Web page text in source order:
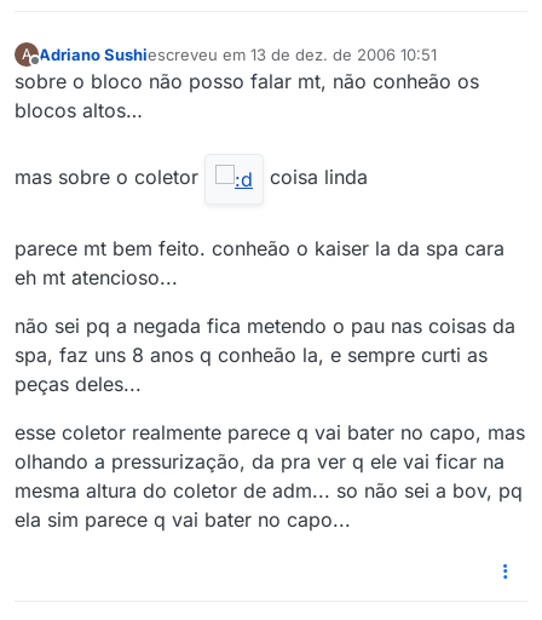
A
Offline
Adriano Sushiescreveu em 13 de dez. de 2006 10:51
última edição por
sobre o bloco não posso falar mt, não conheão os
blocos altos…
mas sobre o coletor coisa linda
parece mt bem feito. conheão o kaiser la da spa cara
eh mt atencioso...
não sei pq a negada fica metendo o pau nas coisas da
spa, faz uns 8 anos q conheão la, e sempre curti as
peças deles...
esse coletor realmente parece q vai bater no capo, mas
olhando a pressurização, da pra ver q ele vai ficar na
mesma altura do coletor de adm... so não sei a bov, pq
ela sim parece q vai bater no capo...